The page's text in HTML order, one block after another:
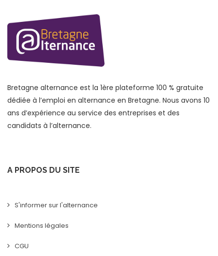
Bretagne alternance est la 1ère plateforme 100 % gratuite
dédiée à l’emploi en alternance en Bretagne. Nous avons 10
ans d’expérience au service des entreprises et des
candidats à l’alternance.
A PROPOS DU SITE
S'informer sur l'alternance
Mentions légales
CGU